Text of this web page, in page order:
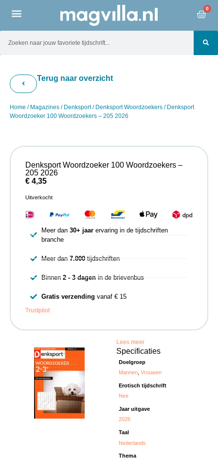
0
Terug naar overzicht
Home / Magazines / Denksport/ Denksport Woordzoekers / Denksport
Woordzoeker 100 Woordzoekers – 205 2026
Lees meer
Specificaties
Doelgroep
Mannen ,Vrouwen
Erotisch tijdschrift
Nee
Jaar uitgave
2026
Taal
Nederlands
Thema
Denksport Woordzoeker 100 Woordzoekers –
205 2026
€ 4,35
Uitverkocht
Meer dan 30+ jaarervaring in de tijdschriften
branche
Meer dan 7.000tijdschriften
Binnen 2 - 3 dagenin de brievenbus
Gratis verzending vanaf € 15
Trustpilot